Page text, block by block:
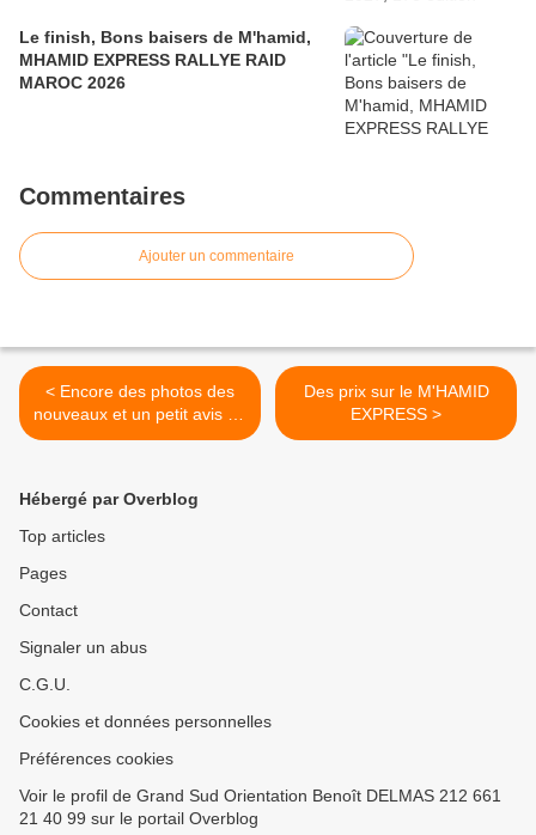
Le finish, Bons baisers de M'hamid,
MHAMID EXPRESS RALLYE RAID
MAROC 2026
Commentaires
Ajouter un commentaire
< Encore des photos des
nouveaux et un petit avis de
recherche
Des prix sur le M'HAMID
EXPRESS >
Hébergé par Overblog
Top articles
Pages
Contact
Signaler un abus
C.G.U.
Cookies et données personnelles
Préférences cookies
Voir le profil de Grand Sud Orientation Benoît DELMAS 212 661
21 40 99 sur le portail Overblog